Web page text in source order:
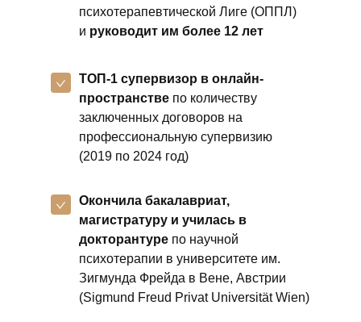
Окончила бакалавриат,
магистратуру и училась в
докторантуре по научной
психотерапии в университете им.
Зигмунда Фрейда в Вене, Австрии
(Sigmund Freud Privat Universität Wien)
психотерапевтической Лиге (ОППЛ)
и руководит им более 12 лет
ТОП-1 супервизор в онлайн-
пространстве по количеству
заключенных договоров на
профессиональную супервизию
(2019 по 2024 год)